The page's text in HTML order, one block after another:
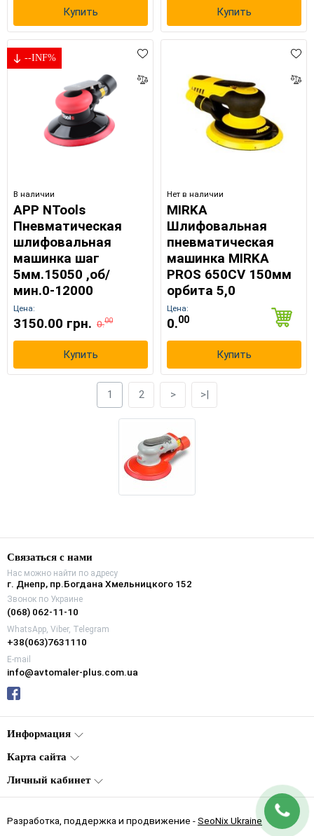
Купить Купить
--INF%
В наличии
APP NTools
Пневматическая
шлифовальная
машинка шаг
5мм.15050 ,об/
мин.0-12000
Цена:
3150.00 грн. 0.00
Купить
Нет в наличии
MIRKA
Шлифовальная
пневматическая
машинка MIRKA
PROS 650CV 150мм
орбита 5,0
Цена:
0.00
Купить
1 2 > >|
Связаться с нами
Нас можно найти по адресу
г. Днепр, пр.Богдана Хмельницкого 152
Звонок по Украине
(068) 062-11-10
WhatsApp, Viber, Telegram
+38(063)7631110
E-mail
info@avtomaler-plus.com.ua
Информация
Карта сайта
Личный кабинет
Разработка, поддержка и продвижение -SeoNix Ukraine